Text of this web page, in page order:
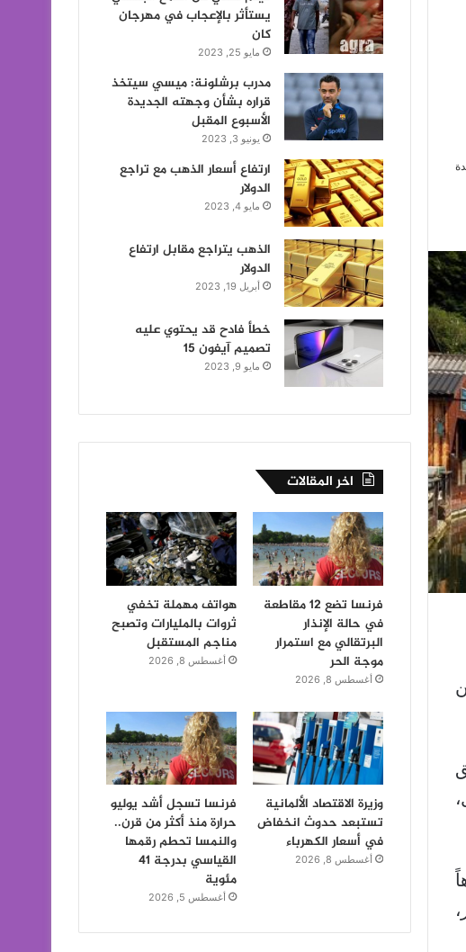
يستأثر بالإعجاب في مهرجان
كان
مايو 25, 2023
مدرب برشلونة: ميسي سيتخذ
قراره بشأن وجهته الجديدة
الأسبوع المقبل
يونيو 3, 2023
ارتفاع أسعار الذهب مع تراجع
الدولار
مايو 4, 2023
الذهب يتراجع مقابل ارتفاع
الدولار
أبريل 19, 2023
خطأ فادح قد يحتوي عليه
تصميم آيفون 15
مايو 9, 2023
اخر المقالات
فرنسا تضع 12 مقاطعة
في حالة الإنذار
البرتقالي مع استمرار
موجة الحر
أغسطس 8, 2026
هواتف مهملة تخفي
ثروات بالمليارات وتصبح
مناجم المستقبل
أغسطس 8, 2026
وزيرة الاقتصاد الألمانية
تستبعد حدوث انخفاض
في أسعار الكهرباء
أغسطس 8, 2026
فرنسا تسجل أشد يوليو
حرارة منذ أكثر من قرن..
والنمسا تحطم رقمها
القياسي بدرجة 41
مئوية
أغسطس 5, 2026